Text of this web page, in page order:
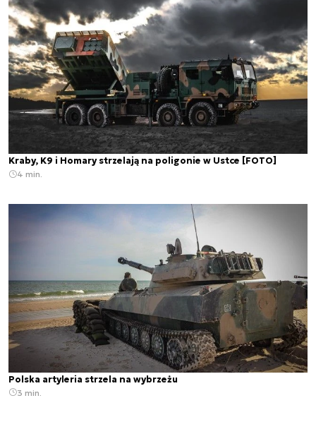
Kraby, K9 i Homary strzelają na poligonie w Ustce [FOTO]
4 min.
Polska artyleria strzela na wybrzeżu
3 min.